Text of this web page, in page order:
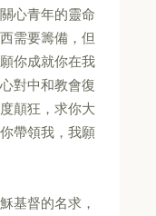
心青年的靈命
需要籌備，但
你成就你在我
對中和教會復
顛狂，求你大
帶領我，我願
基督的名求，